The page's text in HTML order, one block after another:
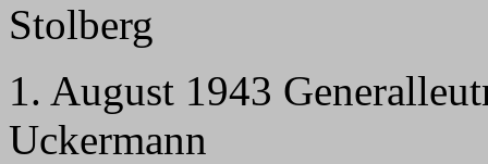
Stolberg
1. August 1943
Uckermann